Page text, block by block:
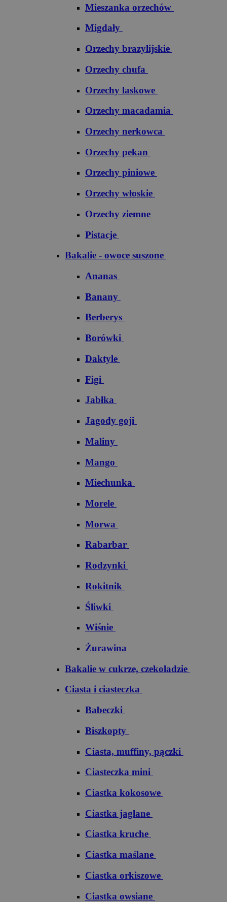
Mieszanka orzechów
Migdały
Orzechy brazylijskie
Orzechy chufa
Orzechy laskowe
Orzechy macadamia
Orzechy nerkowca
Orzechy pekan
Orzechy piniowe
Orzechy włoskie
Orzechy ziemne
Pistacje
Bakalie - owoce suszone
Ananas
Banany
Berberys
Borówki
Daktyle
Figi
Jabłka
Jagody goji
Maliny
Mango
Miechunka
Morele
Morwa
Rabarbar
Rodzynki
Rokitnik
Śliwki
Wiśnie
Żurawina
Bakalie w cukrze, czekoladzie
Ciasta i ciasteczka
Babeczki
Biszkopty
Ciasta, muffiny, pączki
Ciasteczka mini
Ciastka kokosowe
Ciastka jaglane
Ciastka kruche
Ciastka maślane
Ciastka orkiszowe
Ciastka owsiane